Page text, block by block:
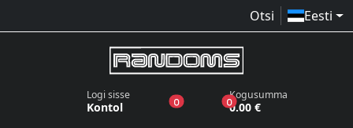
Otsi Eesti
Logi sisse
Kontol 0toodet sooviloendis
0toodet ostukorvis
Kogusumma
0.00 €